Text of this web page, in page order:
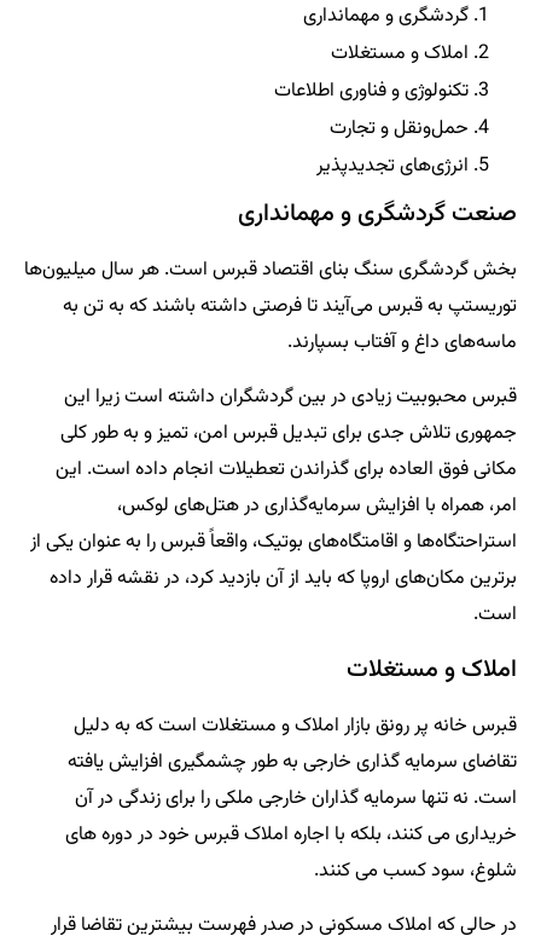
گردشگری و مهمانداری
املاک و مستغلات
تکنولوژی و فناوری اطلاعات
حمل‌ونقل و تجارت
انرژی‌های تجدیدپذیر
صنعت گردشگری و مهمانداری
بخش گردشگری سنگ بنای اقتصاد قبرس است. هر سال میلیون‌ها
توریستپ به قبرس می‌آیند تا فرصتی داشته باشند که به تن به
ماسه‌های داغ و آفتاب بسپارند.
قبرس محبوبیت زیادی در بین گردشگران داشته است زیرا این
جمهوری تلاش جدی برای تبدیل قبرس امن، تمیز و به طور کلی
مکانی فوق العاده برای گذراندن تعطیلات انجام داده است. این
امر، همراه با افزایش سرمایه‌گذاری در هتل‌های لوکس،
استراحتگاه‌ها و اقامتگاه‌های بوتیک، واقعاً قبرس را به عنوان یکی از
برترین مکان‌های اروپا که باید از آن بازدید کرد، در نقشه قرار داده
است.
املاک و مستغلات
قبرس خانه پر رونق بازار املاک و مستغلات است که به دلیل
تقاضای سرمایه گذاری خارجی به طور چشمگیری افزایش یافته
است. نه تنها سرمایه گذاران خارجی ملکی را برای زندگی در آن
خریداری می کنند، بلکه با اجاره املاک قبرس خود در دوره های
شلوغ، سود کسب می کنند.
در حالی که املاک مسکونی در صدر فهرست بیشترین تقاضا قرار